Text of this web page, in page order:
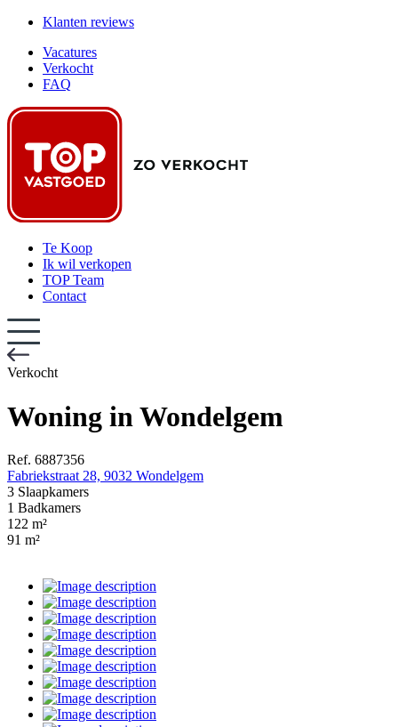
Klanten reviews
Vacatures
Verkocht
FAQ
Te Koop
Ik wil verkopen
TOP Team
Contact
Verkocht
Woning in Wondelgem
Ref. 6887356
Fabriekstraat 28, 9032 Wondelgem
3 Slaapkamers
1 Badkamers
122 m²
91 m²